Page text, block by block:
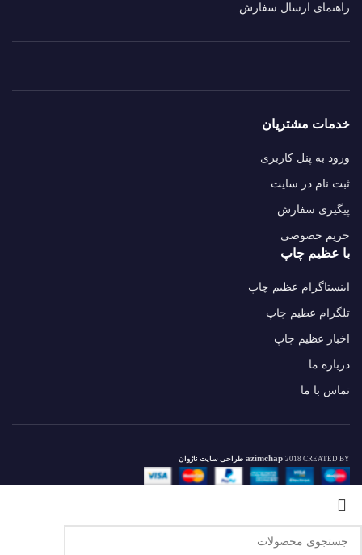
راهنمای ارسال سفارش
خدمات مشتریان
ورود به پنل کاربری
ثبت نام در سایت
پیگیری سفارش
حریم خصوصی
با عظیم چاپ
اینستاگرام عظیم چاپ
تلگرام عظیم چاپ
اخبار عظیم چاپ
درباره ما
تماس با ما
azimchap 2018 CREATED BY طراحی سایت ناژوان